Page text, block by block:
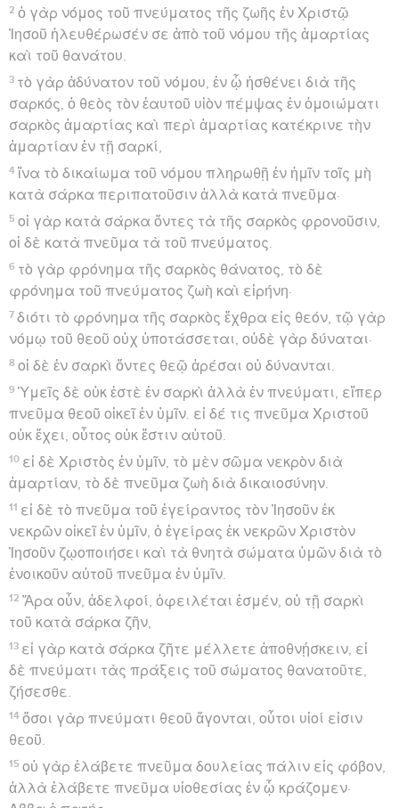
2 ὁ γὰρ νόμος τοῦ πνεύματος τῆς ζωῆς ἐν Χριστῷ
Ἰησοῦ ἠλευθέρωσέν σε ἀπὸ τοῦ νόμου τῆς ἁμαρτίας
καὶ τοῦ θανάτου.
3 τὸ γὰρ ἀδύνατον τοῦ νόμου, ἐν ᾧ ἠσθένει διὰ τῆς
σαρκός, ὁ θεὸς τὸν ἑαυτοῦ υἱὸν πέμψας ἐν ὁμοιώματι
σαρκὸς ἁμαρτίας καὶ περὶ ἁμαρτίας κατέκρινε τὴν
ἁμαρτίαν ἐν τῇ σαρκί,
4 ἵνα τὸ δικαίωμα τοῦ νόμου πληρωθῇ ἐν ἡμῖν τοῖς μὴ
κατὰ σάρκα περιπατοῦσιν ἀλλὰ κατὰ πνεῦμα·
5 οἱ γὰρ κατὰ σάρκα ὄντες τὰ τῆς σαρκὸς φρονοῦσιν,
οἱ δὲ κατὰ πνεῦμα τὰ τοῦ πνεύματος.
6 τὸ γὰρ φρόνημα τῆς σαρκὸς θάνατος, τὸ δὲ
φρόνημα τοῦ πνεύματος ζωὴ καὶ εἰρήνη·
7 διότι τὸ φρόνημα τῆς σαρκὸς ἔχθρα εἰς θεόν, τῷ γὰρ
νόμῳ τοῦ θεοῦ οὐχ ὑποτάσσεται, οὐδὲ γὰρ δύναται·
8 οἱ δὲ ἐν σαρκὶ ὄντες θεῷ ἀρέσαι οὐ δύνανται.
9 Ὑμεῖς δὲ οὐκ ἐστὲ ἐν σαρκὶ ἀλλὰ ἐν πνεύματι, εἴπερ
πνεῦμα θεοῦ οἰκεῖ ἐν ὑμῖν. εἰ δέ τις πνεῦμα Χριστοῦ
οὐκ ἔχει, οὗτος οὐκ ἔστιν αὐτοῦ.
10 εἰ δὲ Χριστὸς ἐν ὑμῖν, τὸ μὲν σῶμα νεκρὸν διὰ
ἁμαρτίαν, τὸ δὲ πνεῦμα ζωὴ διὰ δικαιοσύνην.
11 εἰ δὲ τὸ πνεῦμα τοῦ ἐγείραντος τὸν Ἰησοῦν ἐκ
νεκρῶν οἰκεῖ ἐν ὑμῖν, ὁ ἐγείρας ἐκ νεκρῶν Χριστὸν
Ἰησοῦν ζῳοποιήσει καὶ τὰ θνητὰ σώματα ὑμῶν διὰ τὸ
ἐνοικοῦν αὐτοῦ πνεῦμα ἐν ὑμῖν.
12 Ἄρα οὖν, ἀδελφοί, ὀφειλέται ἐσμέν, οὐ τῇ σαρκὶ
τοῦ κατὰ σάρκα ζῆν,
13 εἰ γὰρ κατὰ σάρκα ζῆτε μέλλετε ἀποθνῄσκειν, εἰ
δὲ πνεύματι τὰς πράξεις τοῦ σώματος θανατοῦτε,
ζήσεσθε.
14 ὅσοι γὰρ πνεύματι θεοῦ ἄγονται, οὗτοι υἱοί εἰσιν
θεοῦ.
15 οὐ γὰρ ἐλάβετε πνεῦμα δουλείας πάλιν εἰς φόβον,
ἀλλὰ ἐλάβετε πνεῦμα υἱοθεσίας ἐν ᾧ κράζομεν·